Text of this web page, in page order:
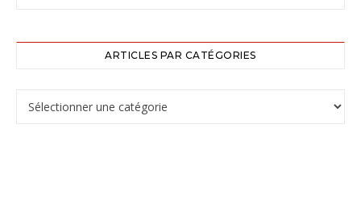
ARTICLES PAR CATÉGORIES